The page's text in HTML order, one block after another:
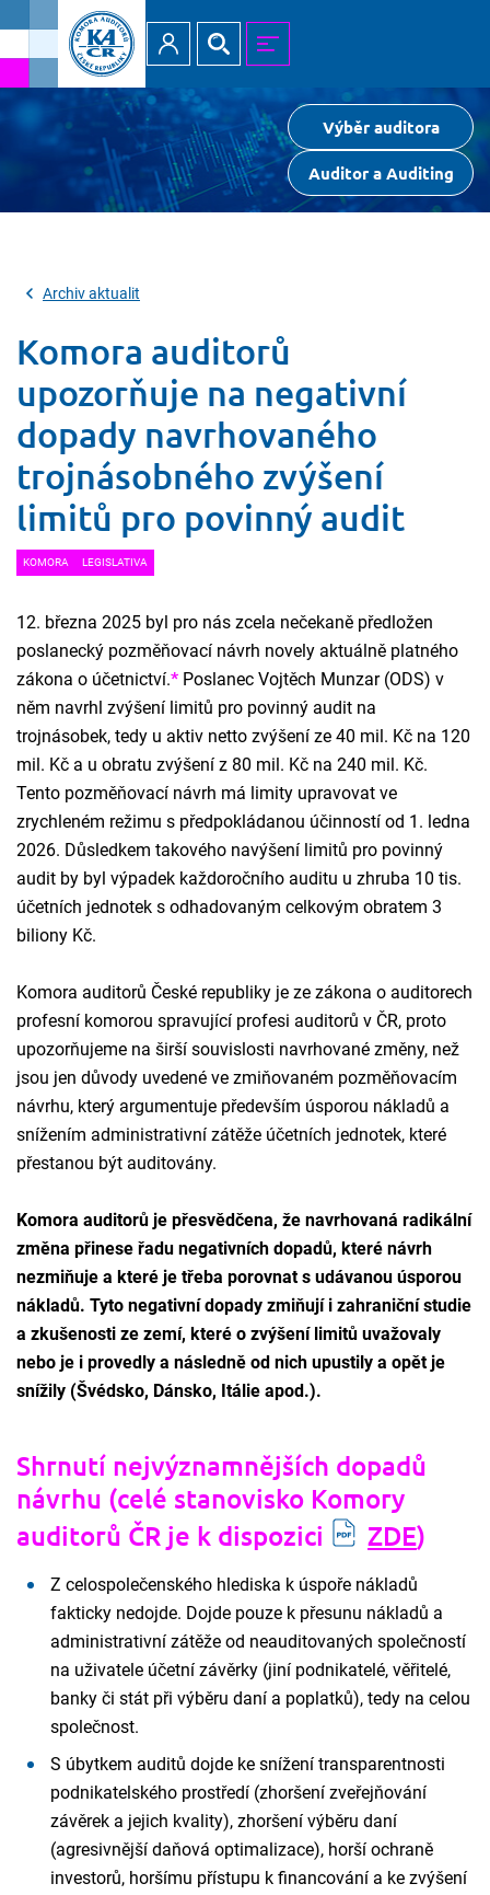
Přihlásit
Výběr auditora
Auditor a Auditing
Archiv aktualit
Komora auditorů
upozorňuje na negativní
dopady navrhovaného
trojnásobného zvýšení
limitů pro povinný audit
KOMORA LEGISLATIVA
12. března 2025 byl pro nás zcela nečekaně předložen
poslanecký pozměňovací návrh novely aktuálně platného
zákona o účetnictví.* Poslanec Vojtěch Munzar (ODS) v
něm navrhl zvýšení limitů pro povinný audit na
trojnásobek, tedy u aktiv netto zvýšení ze 40 mil. Kč na 120
mil. Kč a u obratu zvýšení z 80 mil. Kč na 240 mil. Kč.
Tento pozměňovací návrh má limity upravovat ve
zrychleném režimu s předpokládanou účinností od 1. ledna
2026. Důsledkem takového navýšení limitů pro povinný
audit by byl výpadek každoročního auditu u zhruba 10 tis.
účetních jednotek s odhadovaným celkovým obratem 3
biliony Kč.
Komora auditorů České republiky je ze zákona o auditorech
profesní komorou spravující profesi auditorů v ČR, proto
upozorňujeme na širší souvislosti navrhované změny, než
jsou jen důvody uvedené ve zmiňovaném pozměňovacím
návrhu, který argumentuje především úsporou nákladů a
snížením administrativní zátěže účetních jednotek, které
přestanou být auditovány.
Komora auditorů je přesvědčena, že navrhovaná radikální
změna přinese řadu negativních dopadů, které návrh
nezmiňuje a které je třeba porovnat s udávanou úsporou
nákladů. Tyto negativní dopady zmiňují i zahraniční studie
a zkušenosti ze zemí, které o zvýšení limitů uvažovaly
nebo je i provedly a následně od nich upustily a opět je
snížily (Švédsko, Dánsko, Itálie apod.).
Shrnutí nejvýznamnějších dopadů
návrhu (celé stanovisko Komory
auditorů ČR je k dispozici
ZDE)
Z celospolečenského hlediska k úspoře nákladů
fakticky nedojde. Dojde pouze k přesunu nákladů a
administrativní zátěže od neauditovaných společností
na uživatele účetní závěrky (jiní podnikatelé, věřitelé,
banky či stát při výběru daní a poplatků), tedy na celou
společnost.
S úbytkem auditů dojde ke snížení transparentnosti
podnikatelského prostředí (zhoršení zveřejňování
závěrek a jejich kvality), zhoršení výběru daní
(agresivnější daňová optimalizace), horší ochraně
investorů, horšímu přístupu k financování a ke zvýšení